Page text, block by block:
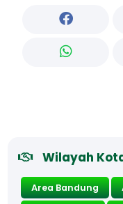
Wilayah
Area Bandung